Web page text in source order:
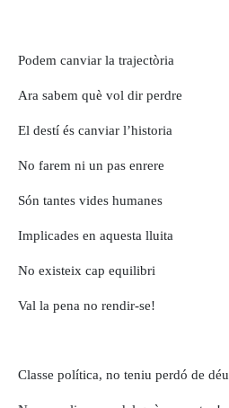
Podem canviar la trajectòria
Ara sabem què vol dir perdre
El destí és canviar l’historia
No farem ni un pas enrere
Són tantes vides humanes
Implicades en aquesta lluita
No existeix cap equilibri
Val la pena no rendir-se!
Classe política, no teniu perdó de déu